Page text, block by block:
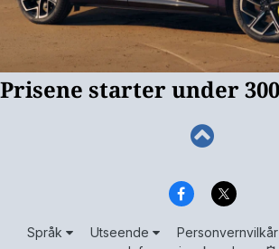
Språk Utseende Personvernvilkår